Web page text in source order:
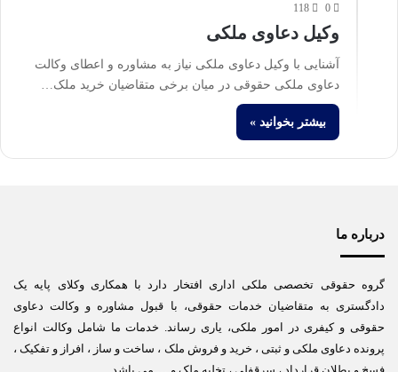
0
118
وکیل دعاوی ملکی
آشنایی با وکیل دعاوی ملکی نیاز به مشاوره و اعطای وکالت
دعاوی ملکی حقوقی در میان برخی متقاضیان خرید ملک…
بیشتر بخوانید »
درباره ما
گروه حقوقی تخصصی ملکی اداری افتخار دارد با همکاری وکلای پایه یک
دادگستری به متقاضیان خدمات حقوقی، با قبول مشاوره و وکالت دعاوی
حقوقی و کیفری در امور ملکی، یاری رساند. خدمات ما شامل وکالت انواع
پرونده دعاوی ملکی و ثبتی ، خرید و فروش ملک ، ساخت و ساز ، افراز و تفکیک ،